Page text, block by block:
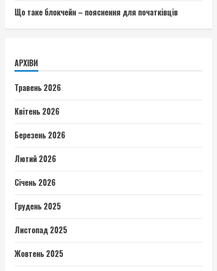
Що таке блокчейн – пояснення для початківців
АРХІВИ
Травень 2026
Квітень 2026
Березень 2026
Лютий 2026
Січень 2026
Грудень 2025
Листопад 2025
Жовтень 2025